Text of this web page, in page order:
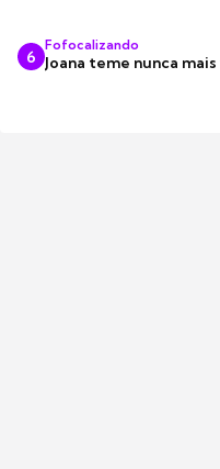
6
Fofocalizando
Joana teme nunca